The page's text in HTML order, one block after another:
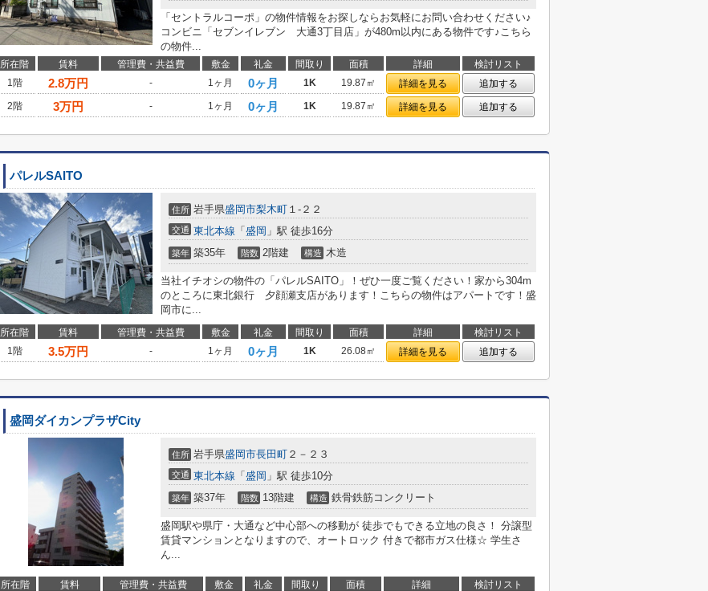
「セントラルコーポ」の物件情報をお探しならお気軽にお問い合わせください♪
コンビニ「セブンイレブン 大通3丁目店」が480m以内にある物件です♪こちら
の物件...
所在階 賃料 管理費・共益費 敷金 礼金 間取り 面積 詳細
検討リスト
1階
2.8万円 - 1ヶ月 0ヶ月 1K 19.87㎡ 詳細を見る
追加する
2階
3万円 - 1ヶ月 0ヶ月 1K 19.87㎡ 詳細を見る 追加する
パレルSAITO
住所 岩手県盛岡市梨木町 １-２２
交通 東北本線 「 盛岡 」駅 徒歩16分
築年 築35年 階数 2階建 構造 木造
当社イチオシの物件の「パレルSAITO」！ぜひ一度ご覧ください！家から304m
のところに東北銀行 夕顔瀬支店があります！こちらの物件はアパートです！盛
岡市に...
所在階 賃料 管理費・共益費 敷金 礼金 間取り 面積 詳細
検討リスト
1階
3.5万円 - 1ヶ月 0ヶ月 1K 26.08㎡ 詳細を見る 追加する
盛岡ダイカンプラザCity
住所 岩手県盛岡市長田町 ２－２３
交通 東北本線 「 盛岡 」駅 徒歩10分
築年 築37年 階数 13階建 構造 鉄骨鉄筋コンクリート
盛岡駅や県庁・大通など中心部への移動が 徒歩でもできる立地の良さ！ 分譲型
賃貸マンションとなりますので、オートロック 付きで都市ガス仕様☆ 学生さ
ん...
所在階 賃料 管理費・共益費 敷金 礼金 間取り 面積 詳細
検討リスト